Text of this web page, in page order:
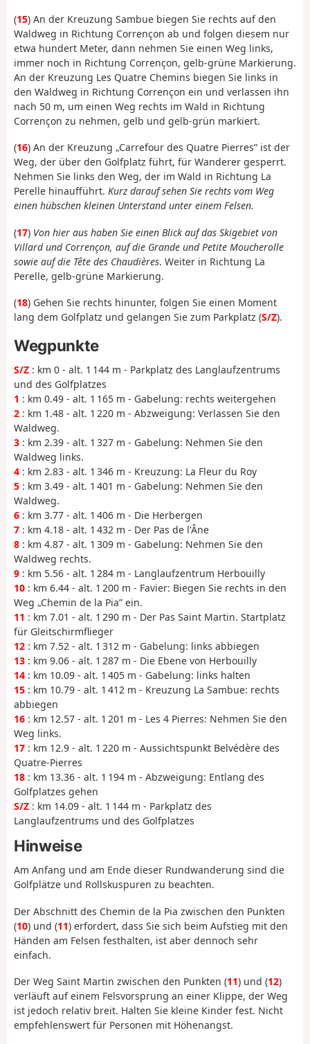
(15) An der Kreuzung Sambue biegen Sie rechts auf den
Waldweg in Richtung Corrençon ab und folgen diesem nur
etwa hundert Meter, dann nehmen Sie einen Weg links,
immer noch in Richtung Corrençon, gelb-grüne Markierung.
An der Kreuzung Les Quatre Chemins biegen Sie links in
den Waldweg in Richtung Corrençon ein und verlassen ihn
nach 50 m, um einen Weg rechts im Wald in Richtung
Corrençon zu nehmen, gelb und gelb-grün markiert.
(16) An der Kreuzung „Carrefour des Quatre Pierres” ist der
Weg, der über den Golfplatz führt, für Wanderer gesperrt.
Nehmen Sie links den Weg, der im Wald in Richtung La
Perelle hinaufführt. Kurz darauf sehen Sie rechts vom Weg
einen hübschen kleinen Unterstand unter einem Felsen.
(17) Von hier aus haben Sie einen Blick auf das Skigebiet von
Villard und Corrençon, auf die Grande und Petite Moucherolle
sowie auf die Tête des Chaudières. Weiter in Richtung La
Perelle, gelb-grüne Markierung.
(18) Gehen Sie rechts hinunter, folgen Sie einen Moment
lang dem Golfplatz und gelangen Sie zum Parkplatz (S/Z).
Wegpunkte
S/Z : km 0 - alt. 1 144 m - Parkplatz des Langlaufzentrums
und des Golfplatzes
1 : km 0.49 - alt. 1 165 m - Gabelung: rechts weitergehen
2 : km 1.48 - alt. 1 220 m - Abzweigung: Verlassen Sie den
Waldweg.
3 : km 2.39 - alt. 1 327 m - Gabelung: Nehmen Sie den
Waldweg links.
4 : km 2.83 - alt. 1 346 m - Kreuzung: La Fleur du Roy
5 : km 3.49 - alt. 1 401 m - Gabelung: Nehmen Sie den
Waldweg.
6 : km 3.77 - alt. 1 406 m - Die Herbergen
7 : km 4.18 - alt. 1 432 m - Der Pas de l'Âne
8 : km 4.87 - alt. 1 309 m - Gabelung: Nehmen Sie den
Waldweg rechts.
9 : km 5.56 - alt. 1 284 m - Langlaufzentrum Herbouilly
10 : km 6.44 - alt. 1 200 m - Favier: Biegen Sie rechts in den
Weg „Chemin de la Pia” ein.
11 : km 7.01 - alt. 1 290 m - Der Pas Saint Martin. Startplatz
für Gleitschirmflieger
12 : km 7.52 - alt. 1 312 m - Gabelung: links abbiegen
13 : km 9.06 - alt. 1 287 m - Die Ebene von Herbouilly
14 : km 10.09 - alt. 1 405 m - Gabelung: links halten
15 : km 10.79 - alt. 1 412 m - Kreuzung La Sambue: rechts
abbiegen
16 : km 12.57 - alt. 1 201 m - Les 4 Pierres: Nehmen Sie den
Weg links.
17 : km 12.9 - alt. 1 220 m - Aussichtspunkt Belvédère des
Quatre-Pierres
18 : km 13.36 - alt. 1 194 m - Abzweigung: Entlang des
Golfplatzes gehen
S/Z : km 14.09 - alt. 1 144 m - Parkplatz des
Langlaufzentrums und des Golfplatzes
Hinweise
Am Anfang und am Ende dieser Rundwanderung sind die
Golfplätze und Rollskuspuren zu beachten.
Der Abschnitt des Chemin de la Pia zwischen den Punkten
(10) und (11) erfordert, dass Sie sich beim Aufstieg mit den
Händen am Felsen festhalten, ist aber dennoch sehr
einfach.
Der Weg Saint Martin zwischen den Punkten (11) und (12)
verläuft auf einem Felsvorsprung an einer Klippe, der Weg
ist jedoch relativ breit. Halten Sie kleine Kinder fest. Nicht
empfehlenswert für Personen mit Höhenangst.